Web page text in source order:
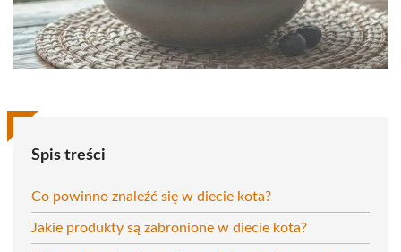
Spis treści
Co powinno znaleźć się w diecie kota?
Jakie produkty są zabronione w diecie kota?